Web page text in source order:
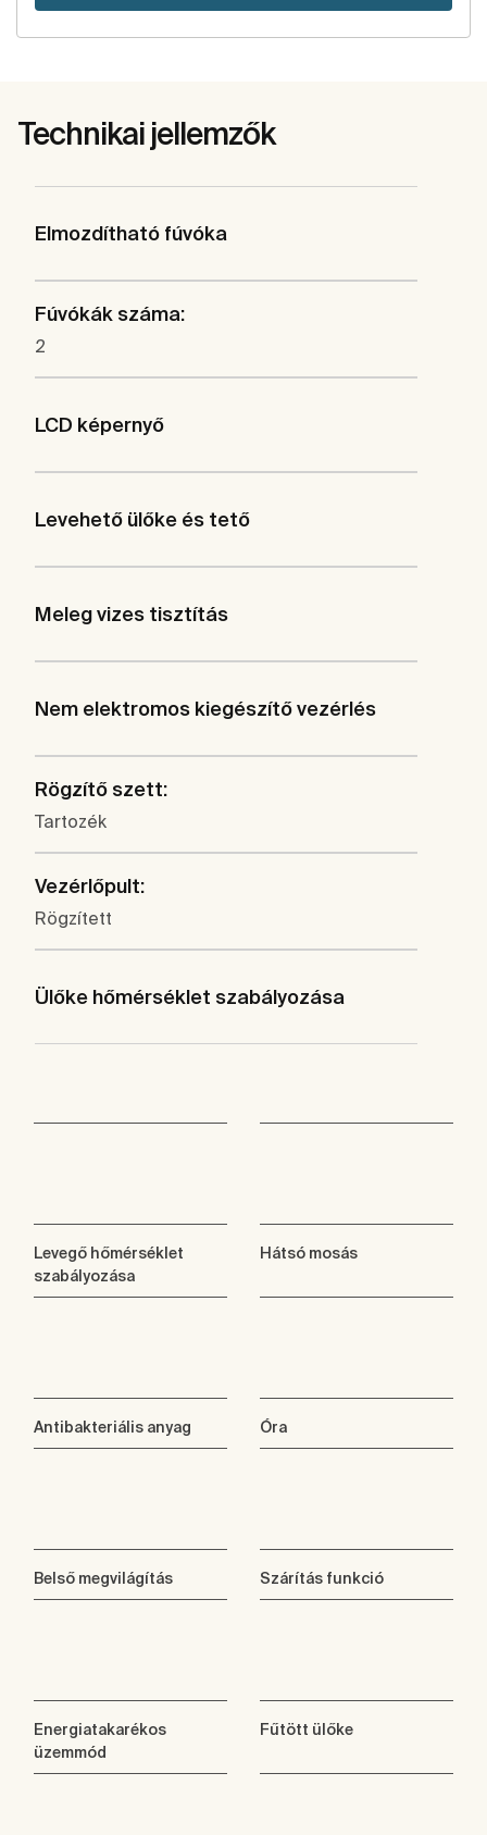
Technikai jellemzők
Elmozdítható fúvóka
Fúvókák száma:
2
LCD képernyő
Levehető ülőke és tető
Meleg vizes tisztítás
Nem elektromos kiegészítő vezérlés
Rögzítő szett:
Tartozék
Vezérlőpult:
Rögzített
Ülőke hőmérséklet szabályozása
Levegő hőmérséklet
szabályozása
Hátsó mosás
Antibakteriális anyag Óra
Belső megvilágítás Szárítás funkció
Energiatakarékos
üzemmód
Fűtött ülőke